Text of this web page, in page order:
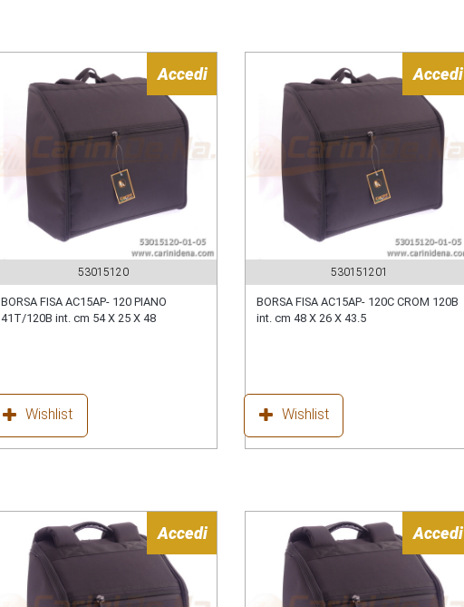
Accedi
53015120
BORSA FISA AC15AP- 120 PIANO
41T/120B int. cm 54 X 25 X 48
Wishlist
Accedi
530151201
BORSA FISA AC15AP- 120C CROM 120B
int. cm 48 X 26 X 43.5
Wishlist
Accedi Accedi